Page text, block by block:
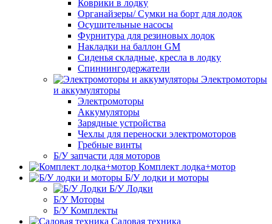
Коврики в лодку
Органайзеры/ Сумки на борт для лодок
Осушительные насосы
Фурнитура для резиновых лодок
Накладки на баллон GM
Сиденья складные, кресла в лодку
Спиннингодержатели
Электромоторы
и аккумуляторы
Электромоторы
Аккумуляторы
Зарядные устройства
Чехлы для переноски электромоторов
Гребные винты
Б/У запчасти для моторов
Комплект лодка+мотор
Б/У лодки и моторы
Б/У Лодки
Б/У Моторы
Б/У Комплекты
Садовая техника